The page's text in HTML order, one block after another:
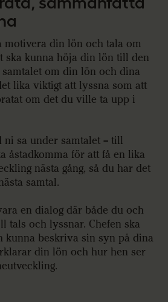
motivera din lön och tala om
ska kunna höja din lön till den
om din lön och dina
lika viktigt att lyssna som att
om det du ville ta upp i
ni sa under samtalet – till
åstadkomma för att få en lika
nästa gång, så du har det
samtal.
en dialog där både du och
tals och lyssnar. Chefen ska
kunna beskriva sin syn på dina
din lön och hur hen ser